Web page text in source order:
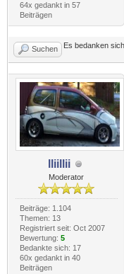
64x gedankt in 57
Beiträgen
Suchen Es bedanken
lliillii
Moderator
Beiträge: 1.104
Themen: 13
Registriert seit: Oct 2007
Bewertung: 5
Bedankte sich: 17
60x gedankt in 40
Beiträgen